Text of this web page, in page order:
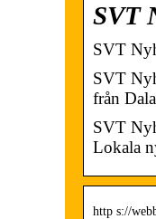
SVT
SVT
SVT
från
SVT
Lokala
http s://